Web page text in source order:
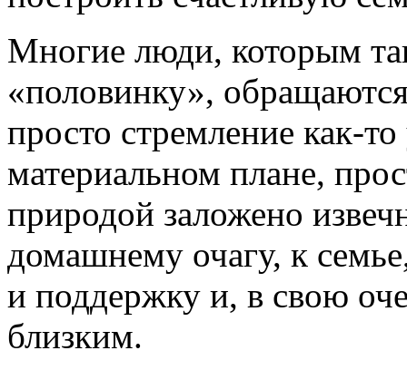
Многие люди, которым
«половинку»,
просто стремление как-
материальном плане,
природой заложено
домашнему очагу, к
и поддержку и, в свою
близким.